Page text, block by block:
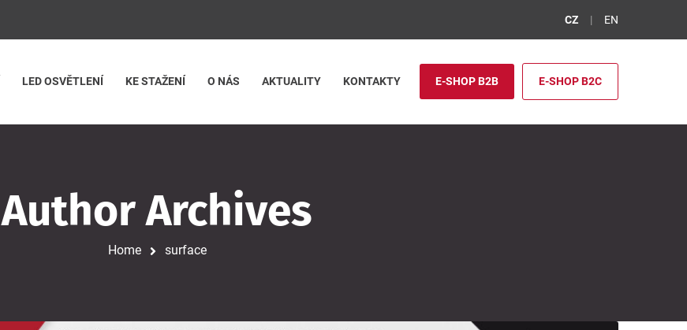
CZ EN
LED OSVĚTLENÍ KE STAŽENÍ O NÁS AKTUALITY KONTAKTY E-SHOP B2B E-SHOP B2C
Author Archives
Home surface